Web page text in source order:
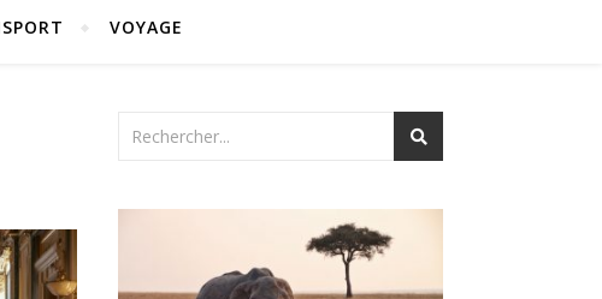
VOYAGE